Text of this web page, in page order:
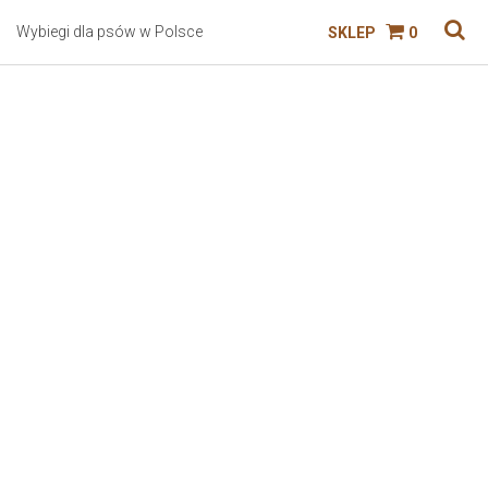
Wybiegi dla psów w Polsce SKLEP 0